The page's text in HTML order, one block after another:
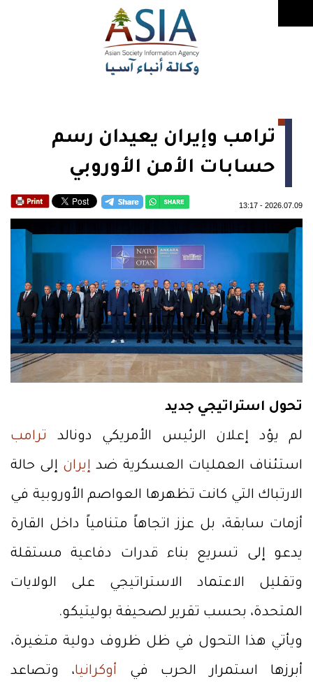
ترامب وإيران يعيدان رسم
حسابات الأمن الأوروبي
2026.07.09
-
13:17
تحول استراتيجي جديد
لم يؤد إعلان الرئيس الأمريكي دونالد ترامب
استئناف العمليات العسكرية ضد إيران إلى حالة
الارتباك التي كانت تظهرها العواصم الأوروبية في
أزمات سابقة، بل عزز اتجاهاً متنامياً داخل القارة
يدعو إلى تسريع بناء قدرات دفاعية مستقلة
وتقليل الاعتماد الاستراتيجي على الولايات
المتحدة، بحسب تقرير لصحيفة بوليتيكو.
ويأتي هذا التحول في ظل ظروف دولية متغيرة،
أبرزها استمرار الحرب في
أوكرانيا، وتصاعد